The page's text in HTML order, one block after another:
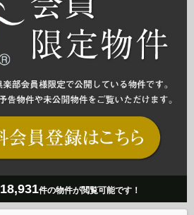
18,931件の物件が閲覧可能です！